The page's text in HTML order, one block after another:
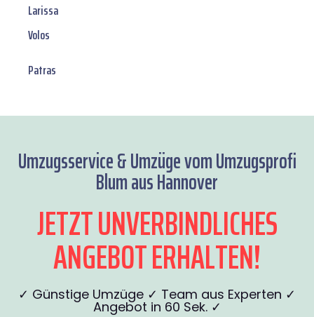
Larissa
Volos
Patras
Umzugsservice & Umzüge vom Umzugsprofi
Blum aus Hannover
JETZT UNVERBINDLICHES
ANGEBOT ERHALTEN!
✓ Günstige Umzüge ✓ Team aus Experten ✓
Angebot in 60 Sek. ✓